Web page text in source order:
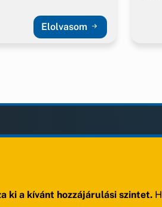
Elolvasom
ki a kívánt hozzájárulási szintet.